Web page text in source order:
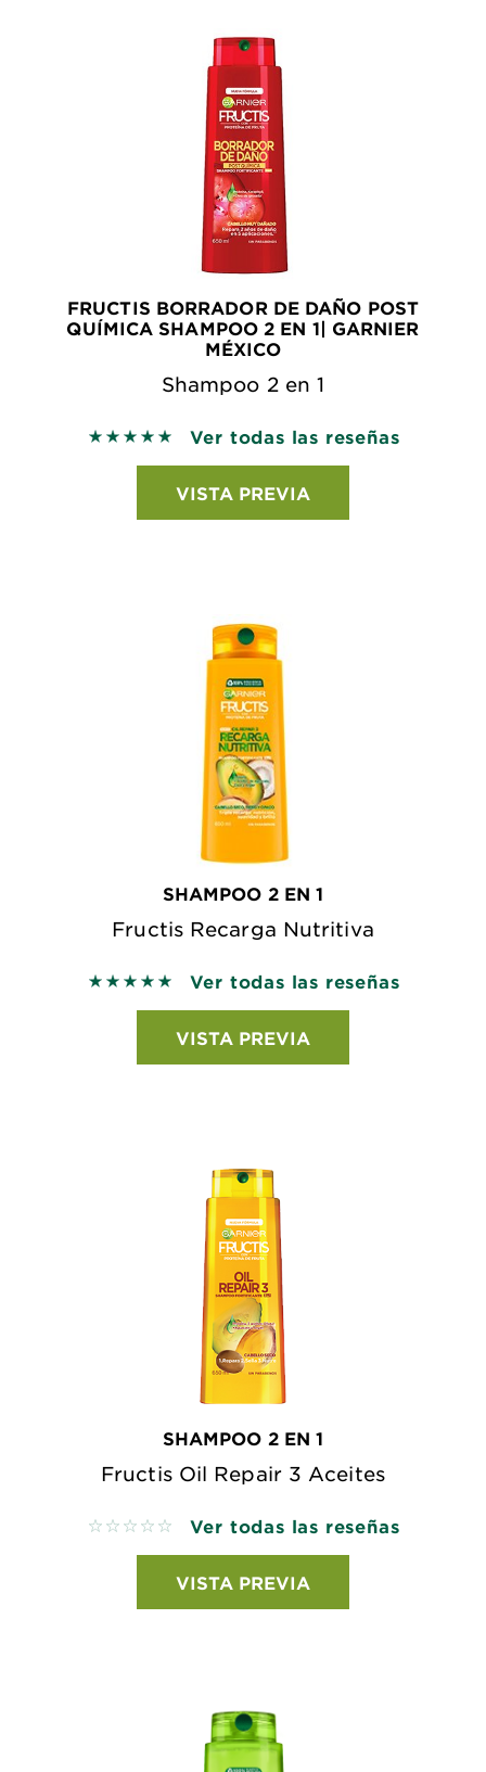
FRUCTIS BORRADOR DE DAÑO POST
QUÍMICA SHAMPOO 2 EN 1| GARNIER
MÉXICO
Shampoo 2 en 1
5 out of 5 stars based on reviews
Ver todas las reseñas
VISTA PREVIA
SHAMPOO 2 EN 1
Fructis Recarga Nutritiva
5 out of 5 stars based on reviews
Ver todas las reseñas
VISTA PREVIA
SHAMPOO 2 EN 1
Fructis Oil Repair 3 Aceites
No reviews Ver todas las reseñas
VISTA PREVIA